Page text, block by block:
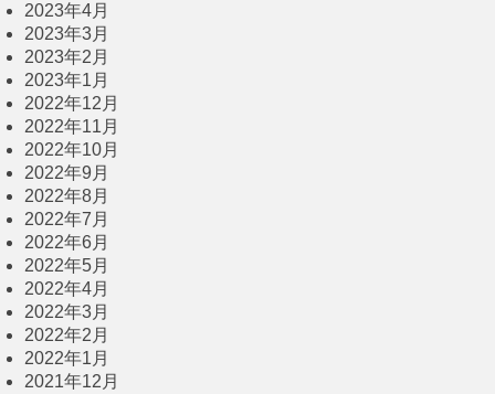
2023年4月
2023年3月
2023年2月
2023年1月
2022年12月
2022年11月
2022年10月
2022年9月
2022年8月
2022年7月
2022年6月
2022年5月
2022年4月
2022年3月
2022年2月
2022年1月
2021年12月